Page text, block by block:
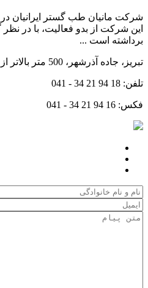
این شرکت از بدو فعالیت، با در
برداشته است ...
تبریز، جاده آذرشهر، 500 متر بالاتر از پتروشیمی
تلفن: 041 - 34 21 94 18
فکس: 041 - 34 21 94 16